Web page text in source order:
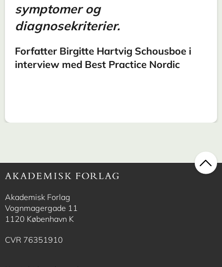
symptomer og
diagnosekriterier.
Forfatter Birgitte Hartvig Schousboe i
interview med Best Practice Nordic
Akademisk Forlag
Vognmagergade 11
1120 København K
CVR 76351910